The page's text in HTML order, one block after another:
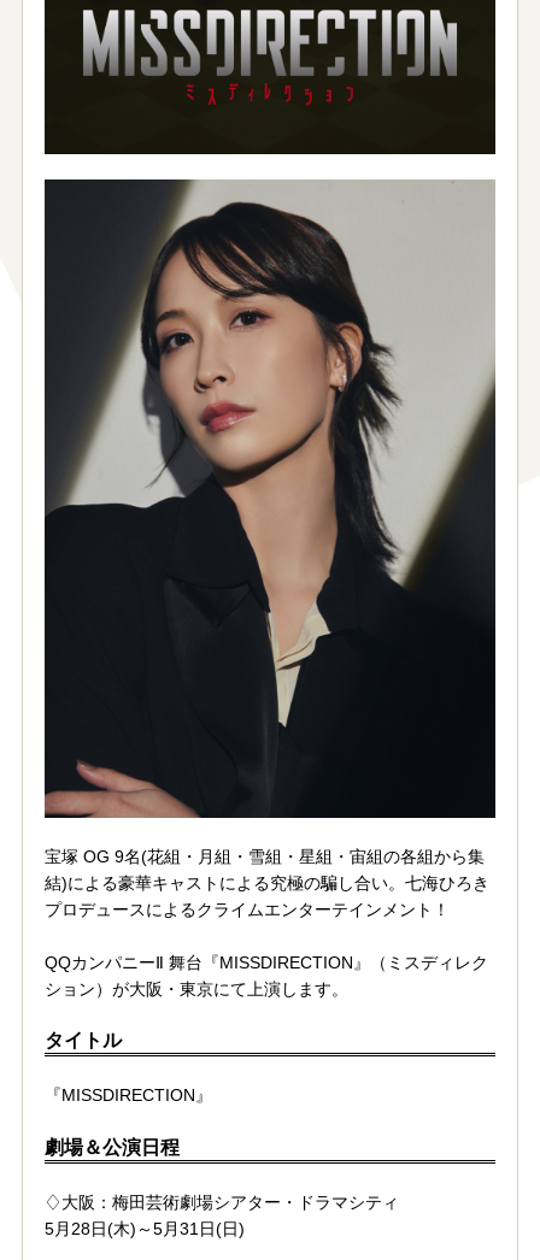
宝塚 OG 9名(花組・月組・雪組・星組・宙組の各組から集
結)による豪華キャストによる究極の騙し合い。七海ひろき
プロデュースによるクライムエンターテインメント！
QQカンパニーⅡ 舞台『MISSDIRECTION』（ミスディレク
ション）が大阪・東京にて上演します。
タイトル
『MISSDIRECTION』
劇場＆公演日程
♢大阪：梅田芸術劇場シアター・ドラマシティ
5月28日(木)～5月31日(日)